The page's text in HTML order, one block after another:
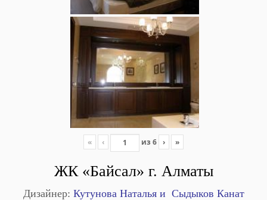
« ‹ из 6 › »
ЖК «Байсал» г. Алматы
Дизайнер: Кутунова Наталья и Сыдыков Канат